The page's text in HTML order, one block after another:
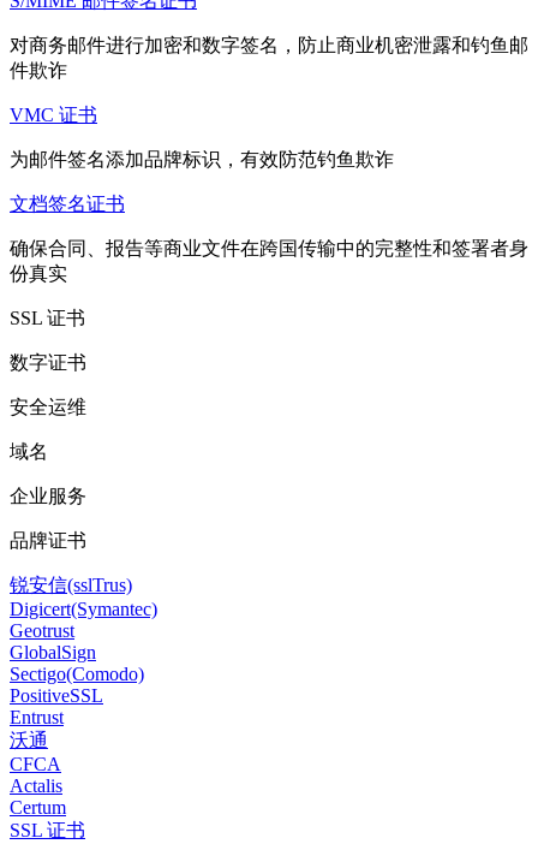
对商务邮件进行加密和数字签名，防止商业机密泄露和钓鱼邮
件欺诈
VMC 证书
为邮件签名添加品牌标识，有效防范钓鱼欺诈
文档签名证书
确保合同、报告等商业文件在跨国传输中的完整性和签署者身
份真实
SSL 证书
数字证书
安全运维
域名
企业服务
品牌证书
锐安信(sslTrus)
Digicert(Symantec)
Geotrust
GlobalSign
Sectigo(Comodo)
PositiveSSL
Entrust
沃通
CFCA
Actalis
Certum
SSL 证书